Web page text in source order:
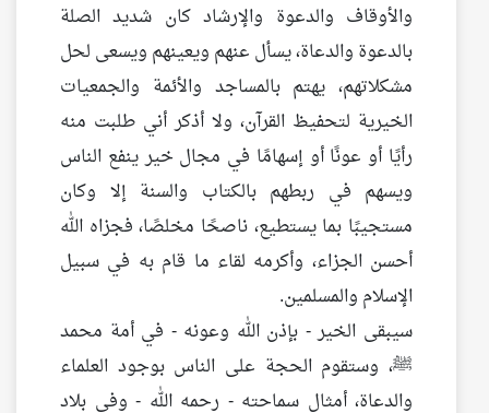
والأوقاف والدعوة والإرشاد كان شديد الصلة
بالدعوة والدعاة، يسأل عنهم ويعينهم ويسعى لحل
مشكلاتهم، يهتم بالمساجد والأئمة والجمعيات
الخيرية لتحفيظ القرآن، ولا أذكر أني طلبت منه
رأيًا أو عونًا أو إسهامًا في مجال خير ينفع الناس
ويسهم في ربطهم بالكتاب والسنة إلا وكان
مستجيبًا بما يستطيع، ناصحًا مخلصًا، فجزاه الله
أحسن الجزاء، وأكرمه لقاء ما قام به في سبيل
الإسلام والمسلمين.
سيبقى الخير - بإذن الله وعونه - في أمة محمد
ﷺ، وستقوم الحجة على الناس بوجود العلماء
والدعاة، أمثال سماحته - رحمه الله - وفي بلاد